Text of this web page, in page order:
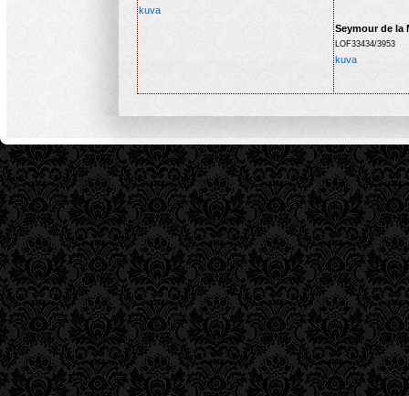
kuva
Seymour de la
LOF33434/3953
kuva